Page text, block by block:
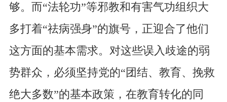
够。而“法轮功”等邪教和有害气功组织大
多打着“祛病强身”的旗号，正迎合了他们
这方面的基本需求。对这些误入歧途的弱
势群众，必须坚持党的“团结、教育、挽救
绝大多数”的基本政策，在教育转化的同